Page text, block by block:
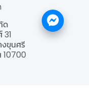
ด
ขุนศรี
10700